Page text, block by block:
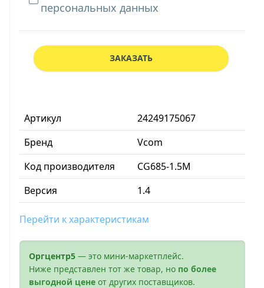
Артикул
24249175067
Бренд
Vcom
Код производителя
CG685-1.5M
Версия
1.4
Перейти к характеристикам
Оргцентр5 — это мини-маркетплейс.
Ниже представлен тот же товар, но по более
выгодной цене от других поставщиков.
персональных данных
ЗАКАЗАТЬ